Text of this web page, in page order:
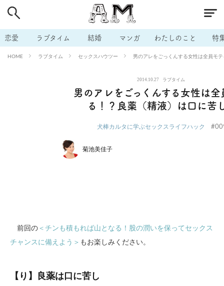
恋愛 ラブタイム 結婚 マンガ わたしのこと 特
HOME ラブタイム セックスハウツー 男のアレをごっくんする女性は全員モ
2014.10.27 ラブタイム
男のアレをごっくんする女性は全
る！？良薬（精液）は口に苦
犬棒カルタに学ぶセックスライフハック
菊池美佳子
前回の ＜チンも積もれば山となる！股の潤いを保ってセックス
チャンスに備えよう＞ もお楽しみください。
【り】良薬は口に苦し
# 男の本音 # セフレ # 不倫
# 出会う方法 # マッチングアプリ # ラブグッズ # 体の相